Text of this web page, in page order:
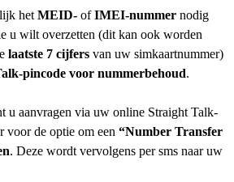
het MEID- ofIMEI-nummer nodig
u wilt overzetten (dit kan ook worden
laatste 7 cijfers van uw simkaartnummer)
pincode voor nummerbehoud.
u aanvragen via uw online Straight Talk-
voor de optie om een “Number Transfer
. Deze wordt vervolgens per sms naar uw